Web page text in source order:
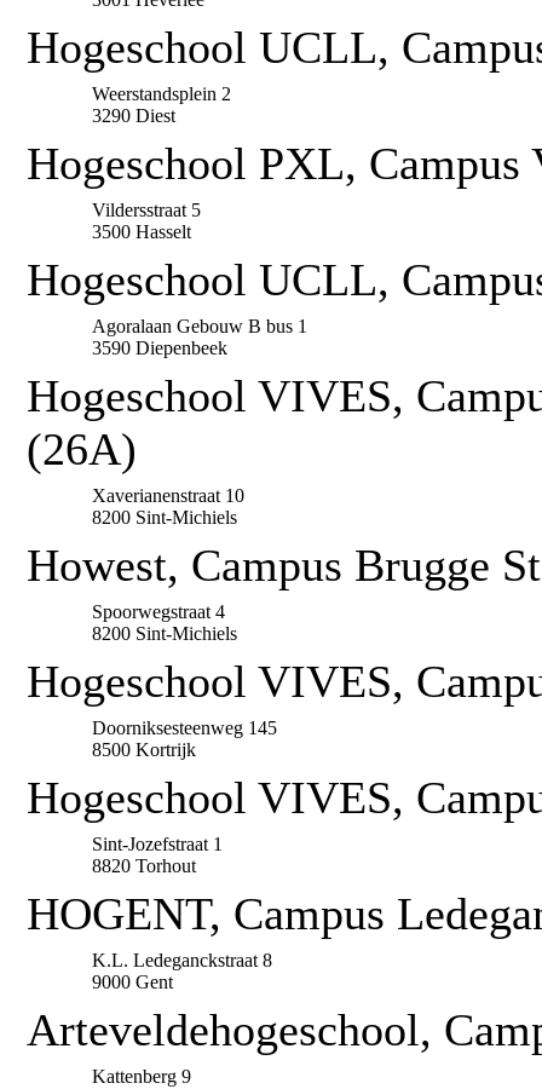
Hogeschool UCLL,
Weerstandsplein 2
3290 Diest
Hogeschool PXL,
Vildersstraat 5
3500 Hasselt
Hogeschool UCLL,
Agoralaan Gebouw B bus 1
3590 Diepenbeek
Hogeschool VIVES,
(26A)
Xaverianenstraat 10
8200 Sint-Michiels
Howest, Campus Brugge
Spoorwegstraat 4
8200 Sint-Michiels
Hogeschool VIVES,
Doorniksesteenweg 145
8500 Kortrijk
Hogeschool VIVES,
Sint-Jozefstraat 1
8820 Torhout
HOGENT, Campus
K.L. Ledeganckstraat 8
9000 Gent
Arteveldehogeschool,
Kattenberg 9